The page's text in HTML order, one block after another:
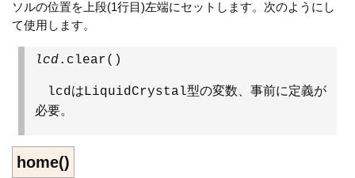
ソルの位置を上段(1行目)左端にセットします。次のようにし
て使用します。
lcd.clear()
lcdはLiquidCrystal型の変数、事前に定義が
必要。
home()